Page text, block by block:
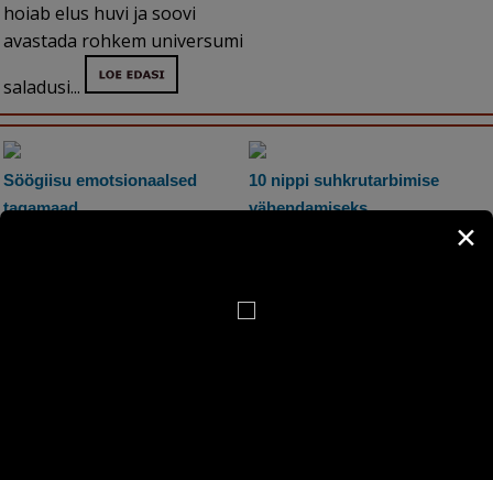
hoiab elus huvi ja soovi
avastada rohkem universumi
saladusi...
Söögiisu emotsionaalsed
tagamaad
enesehinnangu kohta. Sageli
10 nippi suhkrutarbimise
vähendamiseks
teki piinavat magusaisu.
✕